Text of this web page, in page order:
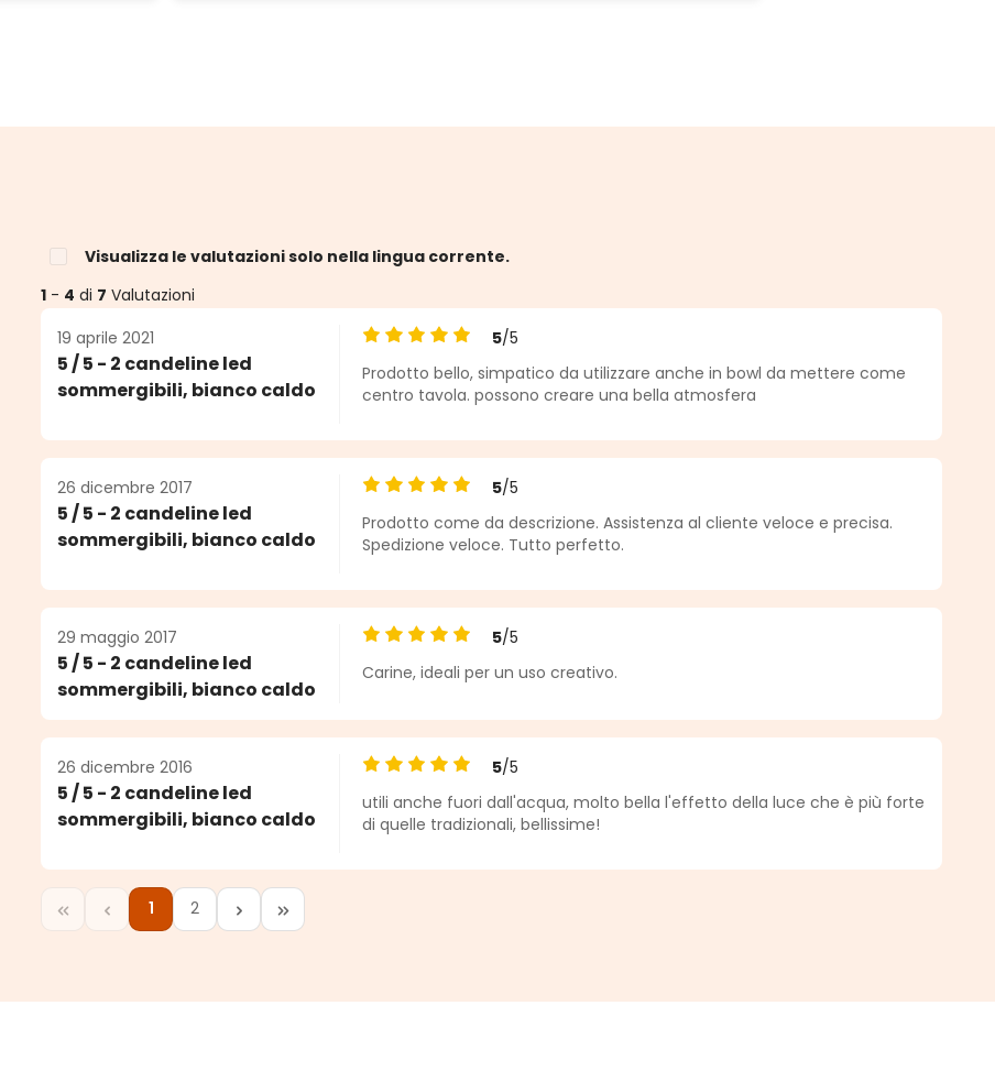
Visualizza le valutazioni solo nella lingua corrente.
1 - 4 di 7 Valutazioni
19 aprile 2021
5 / 5 - 2 candeline led
sommergibili, bianco caldo
Valutazione media di 5 su 5 stelle
5/5
Prodotto bello, simpatico da utilizzare anche in bowl da mettere come
centro tavola. possono creare una bella atmosfera
26 dicembre 2017
5 / 5 - 2 candeline led
sommergibili, bianco caldo
Valutazione media di 5 su 5 stelle
5/5
Prodotto come da descrizione. Assistenza al cliente veloce e precisa.
Spedizione veloce. Tutto perfetto.
29 maggio 2017
5 / 5 - 2 candeline led
sommergibili, bianco caldo
Valutazione media di 5 su 5 stelle
5/5
Carine, ideali per un uso creativo.
26 dicembre 2016
5 / 5 - 2 candeline led
sommergibili, bianco caldo
Valutazione media di 5 su 5 stelle
5/5
utili anche fuori dall'acqua, molto bella l'effetto della luce che è più forte
di quelle tradizionali, bellissime!
Pagina
1 Pagina
2